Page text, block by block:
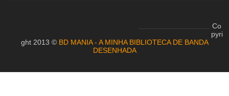
Co
pyri
ght 2013 © BD MANIA - A MINHA BIBLIOTECA DE BANDA
DESENHADA